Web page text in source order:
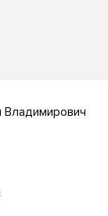
Владимирович